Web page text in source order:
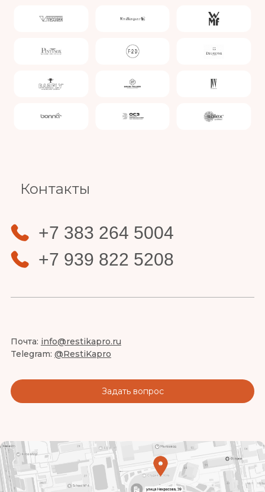
Контакты
+7 383 264 5004
+7 939 822 5208
Почта: info@restikapro.ru
Telegram: @RestiKapro
Задать вопрос